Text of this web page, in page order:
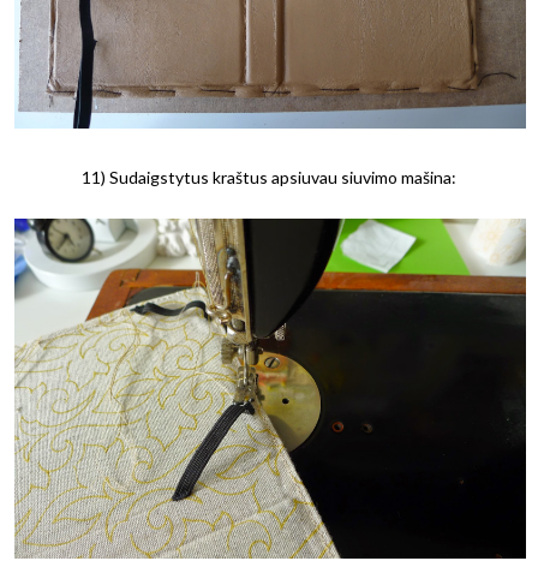
11) Sudaigstytus kraštus apsiuvau siuvimo mašina: